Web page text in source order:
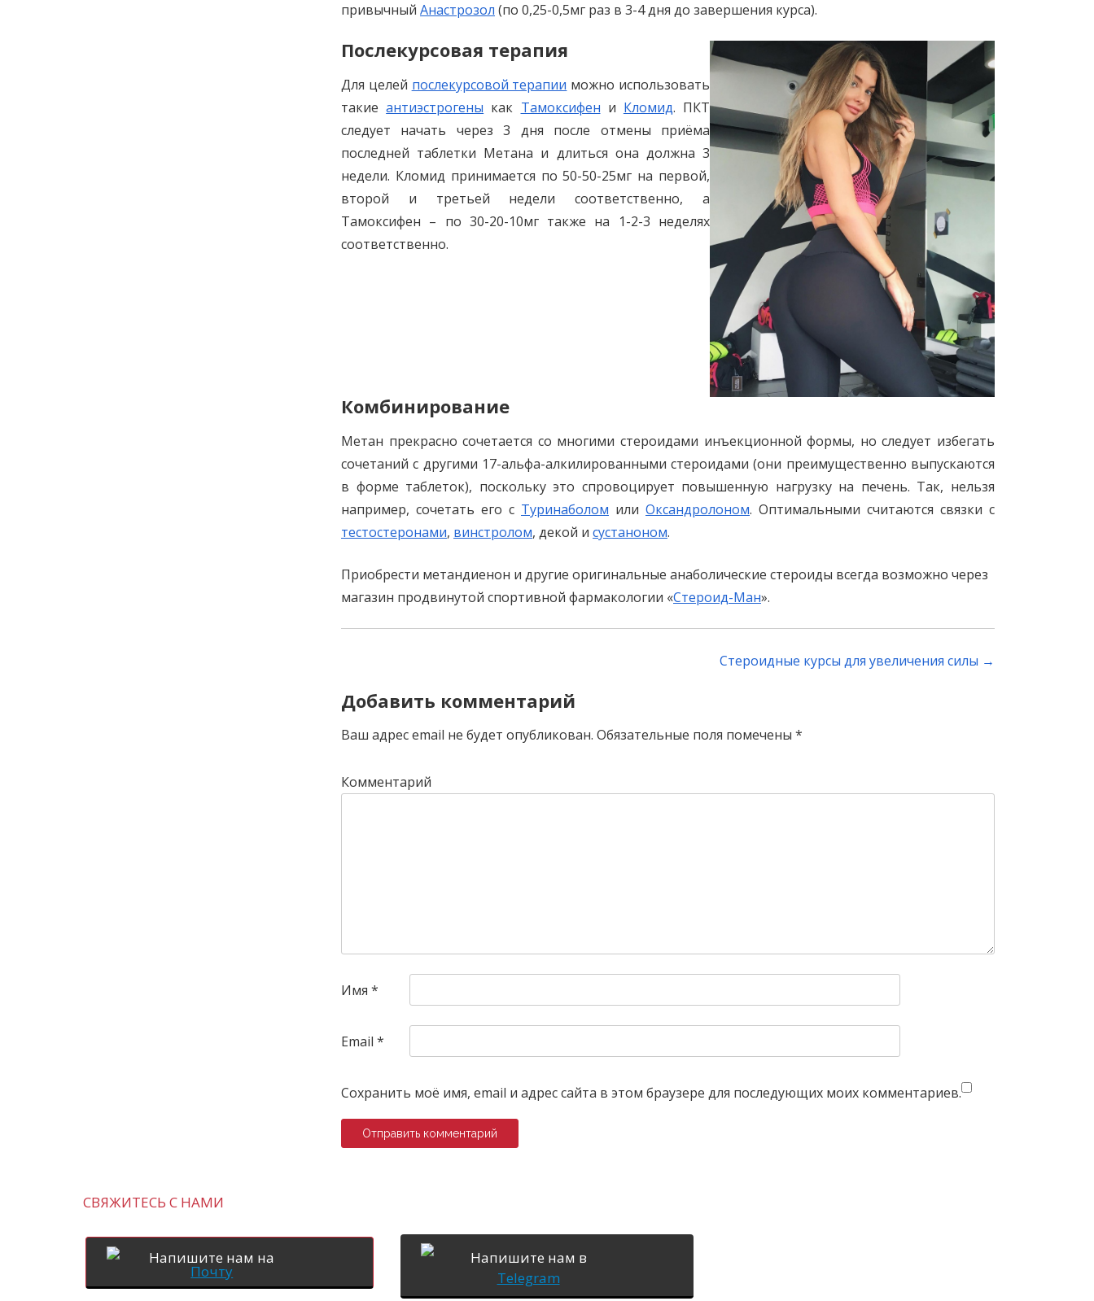
привычный Анастрозол (по 0,25-0,5мг раз в 3-4 дня до завершения курса).
Послекурсовая терапия
Для целей послекурсовой терапии можно использовать
такиеантиэстрогены как Тамоксифен и Кломид. ПКТ
следует начать через 3 дня после отмены приёма
последней таблетки Метана и длиться она должна 3
недели. Кломид принимается по 50-50-25мг на первой,
второй и третьей недели соответственно, а
Тамоксифен – по 30-20-10мг также на 1-2-3 неделях
соответственно.
Комбинирование
Метан прекрасно сочетается со многими стероидами инъекционной формы, но следует избегать
сочетаний с другими 17-альфа-алкилированными стероидами (они преимущественно выпускаются
в форме таблеток), поскольку это спровоцирует повышенную нагрузку на печень. Так, нельзя
например, сочетать его с Туринаболом или Оксандролоном. Оптимальными считаются связки с
тестостеронами, винстролом, декой и сустаноном.
Приобрести метандиенон и другие оригинальные анаболические стероиды всегда возможно через
магазин продвинутой спортивной фармакологии «Стероид-Ман».
navigation
Стероидные курсы для увеличения силы →
Добавить комментарий
Ваш адрес email не будет опубликован. Обязательные поля помечены *
Комментарий
Имя *
Email *
Сохранить моё имя, email и адрес сайта в этом браузере для последующих моих комментариев.
СВЯЖИТЕСЬ С НАМИ
Напишите нам на
Почту
Напишите нам в
Telegram